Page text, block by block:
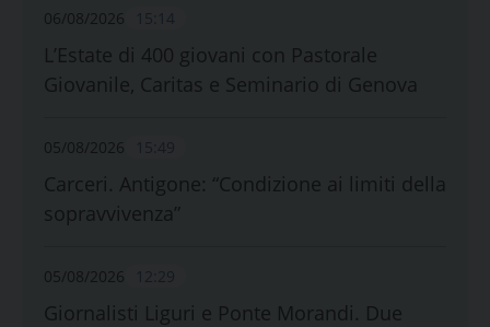
06/08/2026
L’Estate di 400 giovani con Pastorale
Giovanile, Caritas e Seminario di Genova
05/08/2026
Carceri. Antigone: “Condizione ai limiti della
sopravvivenza”
05/08/2026
Giornalisti Liguri e Ponte Morandi. Due